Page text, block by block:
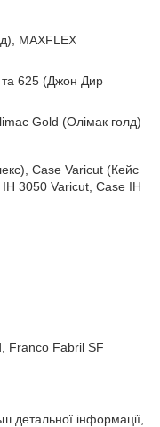
MAXFLEX
625 (Джон Дир
Gold (Олімак голд)
Case Varicut (Кейс
3050 Varicut, Case IH
Fabril SF
детальної інформації,